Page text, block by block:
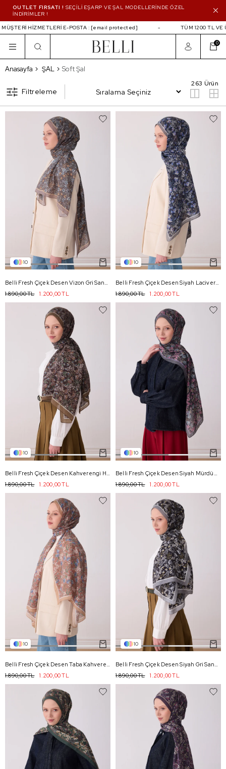
OUTLET FIRSATI ! SEÇİLİ EŞARP VE ŞAL MODELLERİNDE ÖZEL
İNDİRİMLER !
HİZMETLERİ E-POSTA :[email protected] TÜM 1200 TL VE ÜZERİ
0
Soft Şal
Anasayfa ŞAL Soft Şal
263 Ürün
Filtreleme
10
1.200,00 TL
1.890,00 TL
10
1.200,00 TL
1.890,00 TL
10
Belli Fresh Çiçek Desen Kahverengi Haki Sanda Şal 3114 - 36
1.200,00 TL
1.890,00 TL
10
Belli Fresh Çiçek Desen Siyah Mürdüm Sanda Şal 3114 - 34
1.200,00 TL
1.890,00 TL
10
1.200,00 TL
1.890,00 TL
10
1.200,00 TL
1.890,00 TL